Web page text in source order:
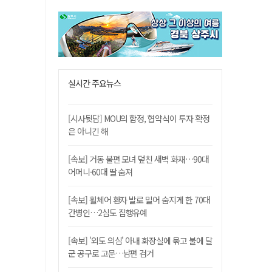
실시간 주요뉴스
[시사뒷담] MOU의 함정, 협약식이 투자 확정
은 아니긴 해
[속보] 거동 불편 모녀 덮친 새벽 화재…90대
어머니·60대 딸 숨져
[속보] 휠체어 환자 발로 밀어 숨지게 한 70대
간병인…2심도 집행유예
[속보] '외도 의심' 아내 화장실에 묶고 불에 달
군 공구로 고문…남편 검거